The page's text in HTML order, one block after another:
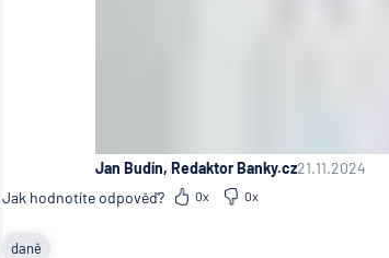
Jan Budín, Redaktor Banky.cz21.11.2024
Jak hodnotíte odpověď?
0x 0x
daně